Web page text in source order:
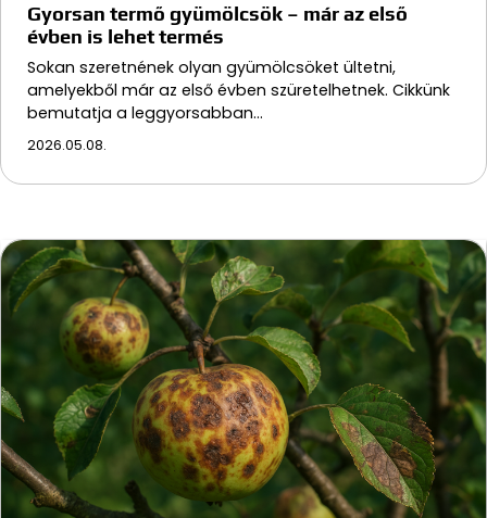
Gyorsan termő gyümölcsök – már az első
évben is lehet termés
Sokan szeretnének olyan gyümölcsöket ültetni,
amelyekből már az első évben szüretelhetnek. Cikkünk
bemutatja a leggyorsabban…
2026.05.08.